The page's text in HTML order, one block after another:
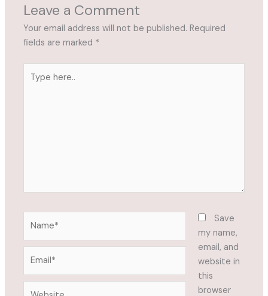
Leave a Comment
Your email address will not be published. Required
fields are marked *
here..
Save
my name,
email, and
website in
this
browser